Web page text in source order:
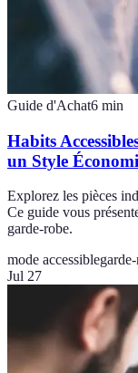
Guide d'Achat6 min
Habits
un Style
Explorez les pièces
Ce guide vous
garde-robe.
mode accessible
Jul 27